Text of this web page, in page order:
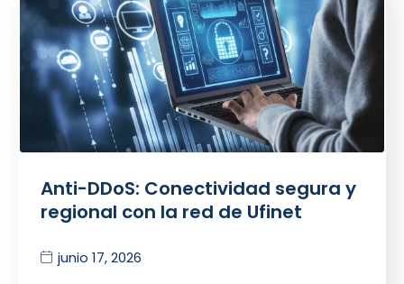
Anti-DDoS: Conectividad segura y
regional con la red de Ufinet
junio 17, 2026